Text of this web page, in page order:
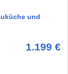
und
1.199 €